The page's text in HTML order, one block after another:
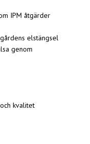
IPM åtgärder
elstängsel
genom
kvalitet